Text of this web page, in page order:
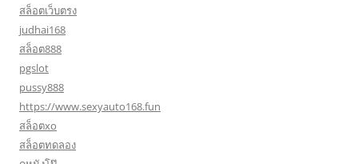
สล็อตเว็บตรง
judhai168
สล็อต888
pgslot
pussy888
https://www.sexyauto168.fun
สล็อตxo
สล็อตทดลอง